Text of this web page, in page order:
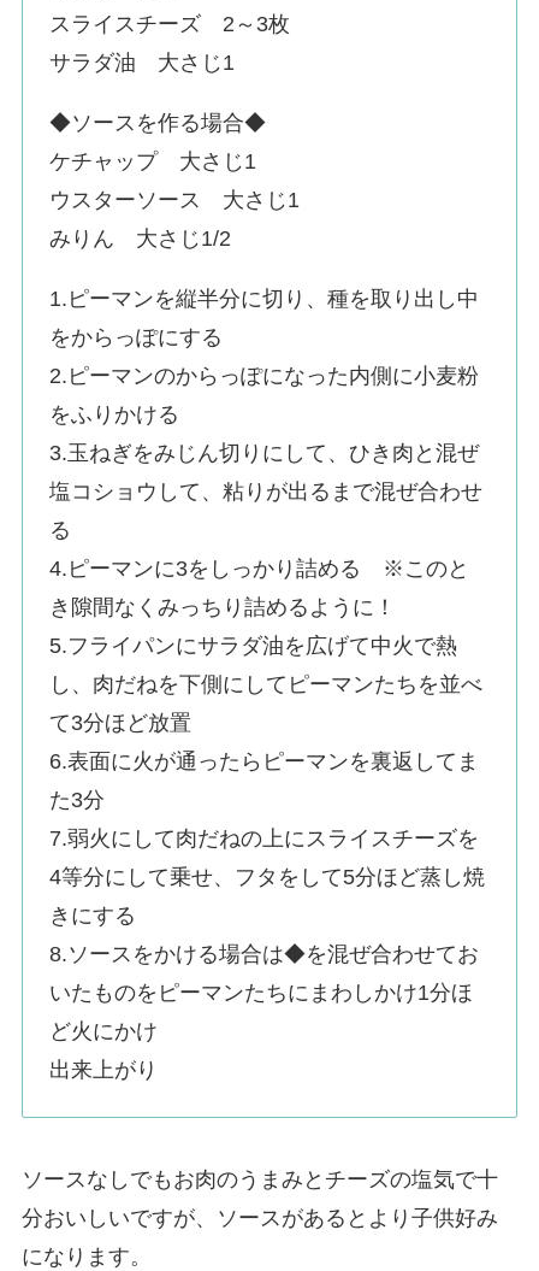
スライスチーズ 2～3枚
サラダ油 大さじ1
◆ソースを作る場合◆
ケチャップ 大さじ1
ウスターソース 大さじ1
みりん 大さじ1/2
1.ピーマンを縦半分に切り、種を取り出し中
をからっぽにする
2.ピーマンのからっぽになった内側に小麦粉
をふりかける
3.玉ねぎをみじん切りにして、ひき肉と混ぜ
塩コショウして、粘りが出るまで混ぜ合わせ
る
4.ピーマンに3をしっかり詰める ※このと
き隙間なくみっちり詰めるように！
5.フライパンにサラダ油を広げて中火で熱
し、肉だねを下側にしてピーマンたちを並べ
て3分ほど放置
6.表面に火が通ったらピーマンを裏返してま
た3分
7.弱火にして肉だねの上にスライスチーズを
4等分にして乗せ、フタをして5分ほど蒸し焼
きにする
8.ソースをかける場合は◆を混ぜ合わせてお
いたものをピーマンたちにまわしかけ1分ほ
ど火にかけ
出来上がり
ソースなしでもお肉のうまみとチーズの塩気で十
分おいしいですが、ソースがあるとより子供好み
になります。